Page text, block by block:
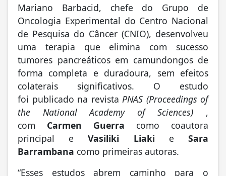
Mariano Barbacid, chefe do
Grupo de
Oncologia Experimental do Centro Nacional
de Pesquisa do Câncer (CNIO), desenvolveu
uma terapia que elimina com sucesso
tumores pancreáticos em camundongos de
forma completa e duradoura, sem efeitos
colaterais significativos. O estudo
foi publicado na revista PNAS (Proceedings of
the National Academy of Sciences)
com
Carmen Guerra
como coautora
principal e
Vasiliki Liaki e
Sara
Barrambana como primeiras autoras.
“Esses estudos abrem caminho para o